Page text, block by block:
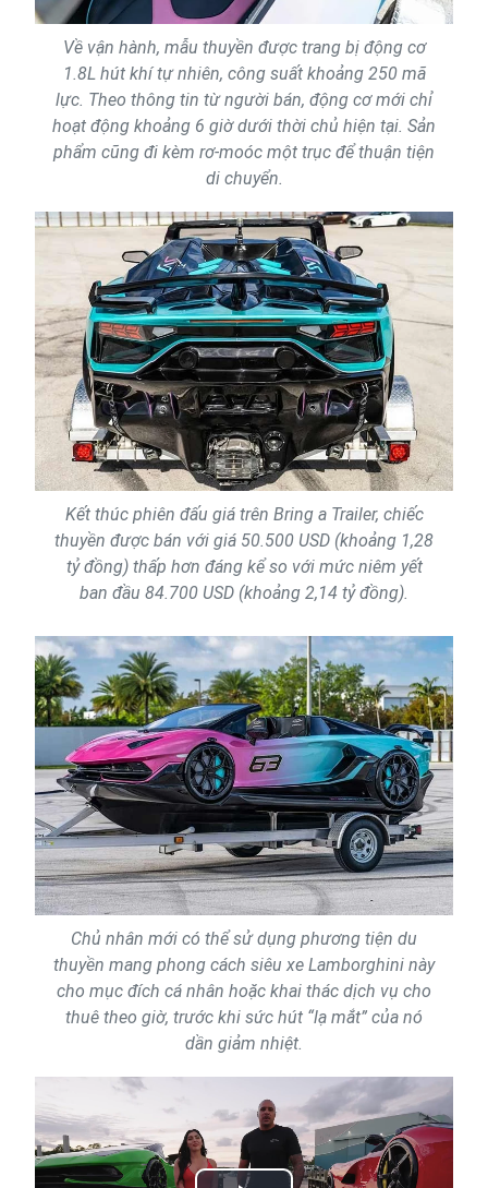
Về vận hành, mẫu thuyền được trang bị động cơ
1.8L hút khí tự nhiên, công suất khoảng 250 mã
lực. Theo thông tin từ người bán, động cơ mới chỉ
hoạt động khoảng 6 giờ dưới thời chủ hiện tại. Sản
phẩm cũng đi kèm rơ-moóc một trục để thuận tiện
di chuyển.
Kết thúc phiên đấu giá trên Bring a Trailer, chiếc
thuyền được bán với giá 50.500 USD (khoảng 1,28
tỷ đồng) thấp hơn đáng kể so với mức niêm yết
ban đầu 84.700 USD (khoảng 2,14 tỷ đồng).
Chủ nhân mới có thể sử dụng phương tiện du
thuyền mang phong cách siêu xe Lamborghini này
cho mục đích cá nhân hoặc khai thác dịch vụ cho
thuê theo giờ, trước khi sức hút “lạ mắt” của nó
dần giảm nhiệt.